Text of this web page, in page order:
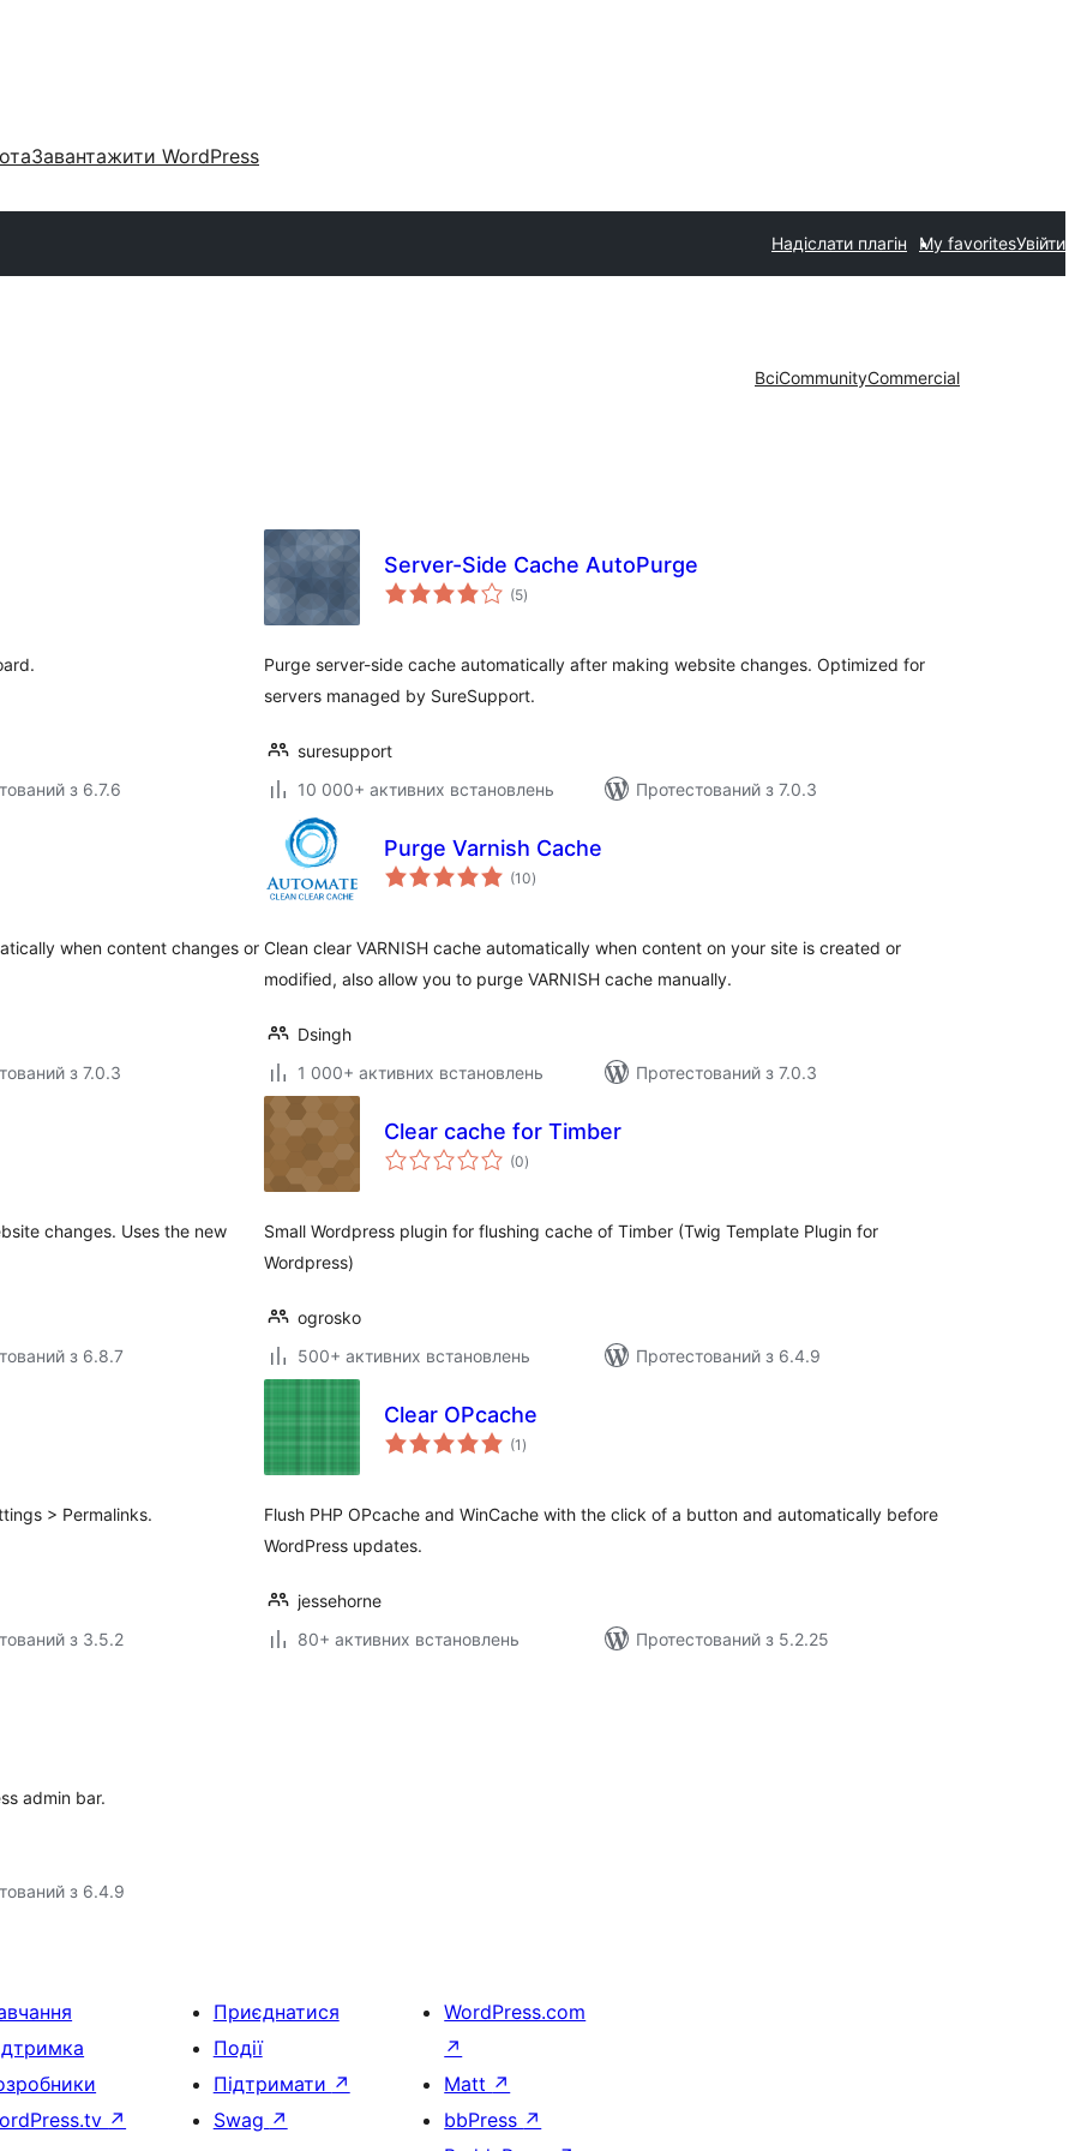
Завантажити WordPress
Надіслати плагін My favoritesУвійти
ВсіCommunityCommercial
з 6.7.6
Server-Side Cache AutoPurge
(5загальний
рейтинг
)
Purge server-side cache automatically after making website changes. Optimized for
servers managed by SureSupport.
suresupport
10 000+ активних встановлень
Протестований з 7.0.3
when content changes or
з 7.0.3
Purge Varnish Cache
(10загальний
рейтинг
)
Clean clear VARNISH cache automatically when content on your site is created or
modified, also allow you to purge VARNISH cache manually.
Dsingh
1 000+ активних встановлень
Протестований з 7.0.3
changes. Uses the new
з 6.8.7
Clear cache for Timber
(0загальний
рейтинг
)
Small Wordpress plugin for flushing cache of Timber (Twig Template Plugin for
Wordpress)
ogrosko
500+ активних встановлень
Протестований з 6.4.9
> Permalinks.
з 3.5.2
Clear OPcache
(1 загальний
рейтинг
)
Flush PHP OPcache and WinCache with the click of a button and automatically before
WordPress updates.
jessehorne
80+ активних встановлень
Протестований з 5.2.25
admin bar.
з 6.4.9
↗
Приєднатися
Події
Підтримати ↗
Swag ↗
WordPress.com
↗
Matt ↗
bbPress ↗